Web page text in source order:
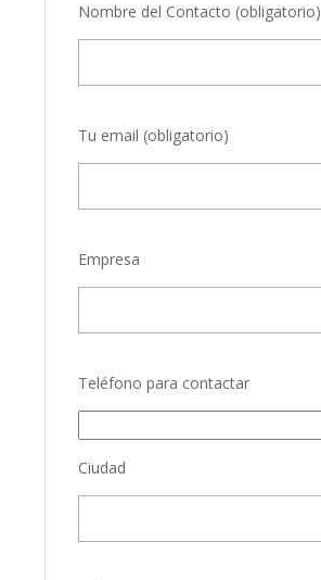
Nombre del Contacto (obligatorio)
Tu email (obligatorio)
Empresa
Teléfono para contactar
Ciudad